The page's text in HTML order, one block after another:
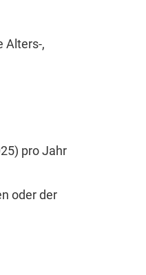
Alters-,
pro Jahr
oder der